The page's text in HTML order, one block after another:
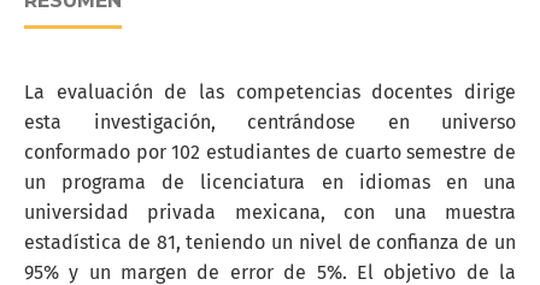
La evaluación de las competencias docentes dirige
esta investigación, centrándose en universo
conformado por 102 estudiantes de cuarto semestre de
un programa de licenciatura en idiomas en una
universidad privada mexicana, con una muestra
estadística de 81, teniendo un nivel de confianza de un
95% y un margen de error de 5%. El objetivo de la